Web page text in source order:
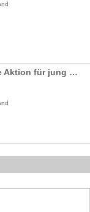
LaserTAG SET - Reallife Aktion für jung und alt